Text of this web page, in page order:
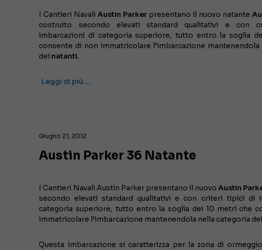
I Cantieri NavaliAustin Parker presentano il nuovo natante
costruito secondo elevati standard qualitativi e con
imbarcazioni di categoria superiore, tutto entro la soglia
consente di non immatricolare l’imbarcazione
dei natanti.
Leggi di piú …
Giugno 21, 2012
Austin Parker 36 Natante
I Cantieri Navali Austin Parker presentano il nuovoAustin
secondo elevati standard qualitativi e con criteri tipici di
categoria superiore, tutto entro la soglia dei 10 metri che
immatricolare l’imbarcazione mantenendola nella categoria dei
Questa imbarcazione si caratterizza per la zona di